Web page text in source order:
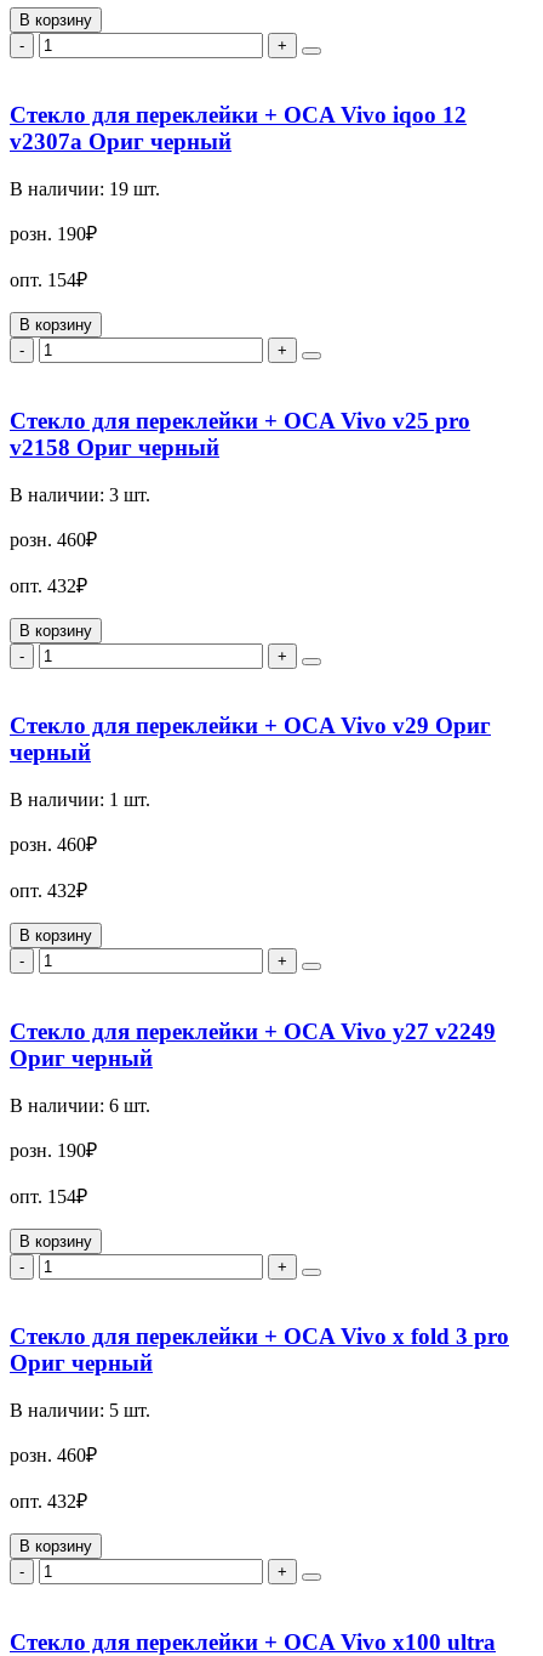
В корзину
-
+
Стекло для переклейки + OCA Vivo iqoo 12
v2307a Ориг черный
В наличии: 19 шт.
розн. 190₽
опт. 154₽
В корзину
-
+
Стекло для переклейки + OCA Vivo v25 pro
v2158 Ориг черный
В наличии: 3 шт.
розн. 460₽
опт. 432₽
В корзину
-
+
Стекло для переклейки + OCA Vivo v29 Ориг
черный
В наличии: 1 шт.
розн. 460₽
опт. 432₽
В корзину
-
+
Стекло для переклейки + OCA Vivo y27 v2249
Ориг черный
В наличии: 6 шт.
розн. 190₽
опт. 154₽
В корзину
-
+
Стекло для переклейки + OCA Vivo x fold 3 pro
Ориг черный
В наличии: 5 шт.
розн. 460₽
опт. 432₽
В корзину
-
+
Стекло для переклейки + OCA Vivo x100 ultra